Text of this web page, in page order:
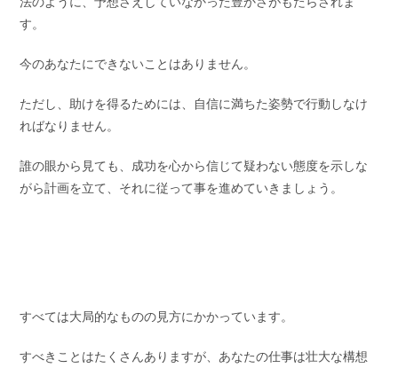
す。
今のあなたにできないことはありません。
ただし、助けを得るためには、自信に満ちた姿勢で行動しなけ
ればなりません。
誰の眼から見ても、成功を心から信じて疑わない態度を示しな
がら計画を立て、それに従って事を進めていきましょう。
すべては大局的なものの見方にかかっています。
すべきことはたくさんありますが、あなたの仕事は壮大な構想